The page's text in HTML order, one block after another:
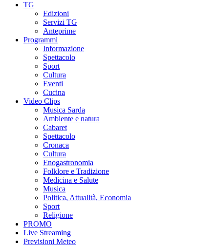
TG
Edizioni
Servizi TG
Anteprime
Programmi
Informazione
Spettacolo
Sport
Cultura
Eventi
Cucina
Video Clips
Musica Sarda
Ambiente e natura
Cabaret
Spettacolo
Cronaca
Cultura
Enogastronomia
Folklore e Tradizione
Medicina e Salute
Musica
Politica, Attualità, Economia
Sport
Religione
PROMO
Live Streaming
Previsioni Meteo